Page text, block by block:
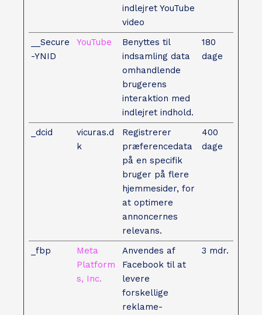
indlejret YouTube
video
__Secure
-YNID
YouTube
Benyttes til
indsamling data
omhandlende
brugerens
interaktion med
indlejret indhold.
180
dage
_dcid
vicuras.d
k
Registrerer
præferencedata
på en specifik
bruger på flere
hjemmesider, for
at optimere
annoncernes
relevans.
400
dage
_fbp
Meta
Platform
s, Inc.
Anvendes af
Facebook til at
levere
forskellige
reklame-
3 mdr.